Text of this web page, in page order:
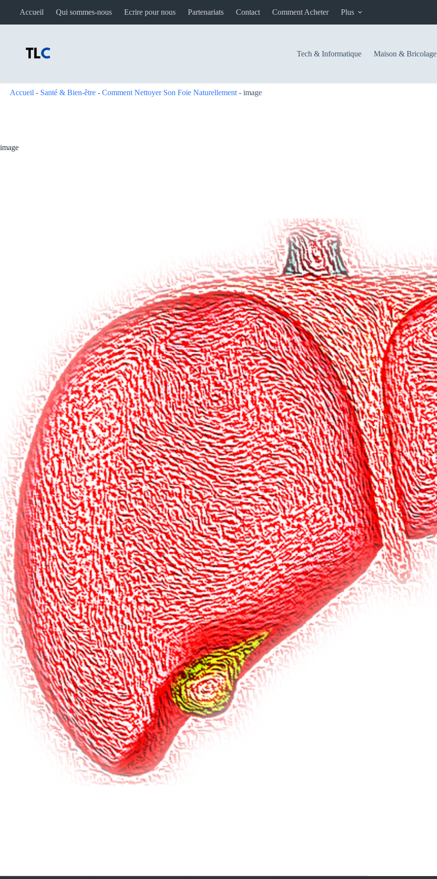
Accueil Qui sommes-nous Ecrire pour nous Partenariats Contact Comment Acheter Plus
Tech & Informatique Maison & Bricolage
Accueil - Santé & Bien-être - Comment Nettoyer Son Foie Naturellement - image
image